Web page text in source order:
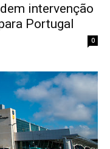
intervenção
Portugal
0